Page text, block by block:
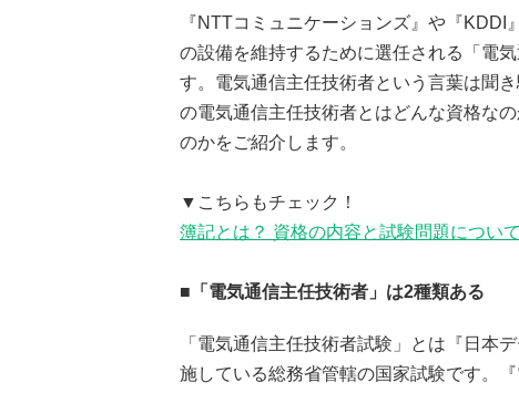
『NTTコミュニケーションズ』や『
の設備を維持するために選任される「電
す。電気通信主任技術者という言葉は聞
の電気通信主任技術者とはどんな資格な
のかをご紹介します。
▼こちらもチェック！
簿記とは？ 資格の内容と試験問題につい
■「電気通信主任技術者」は2種類ある
「電気通信主任技術者試験」とは『日本
施している総務省管轄の国家試験です。